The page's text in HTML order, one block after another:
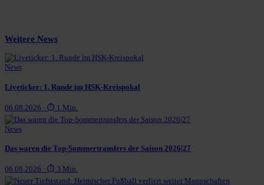
Weitere News
News
Liveticker: 1. Runde im HSK-Kreispokal
06.08.2026 · ⏱ 1 Min.
News
Das waren die Top-Sommertransfers der Saison 2026|27
06.08.2026 · ⏱ 3 Min.